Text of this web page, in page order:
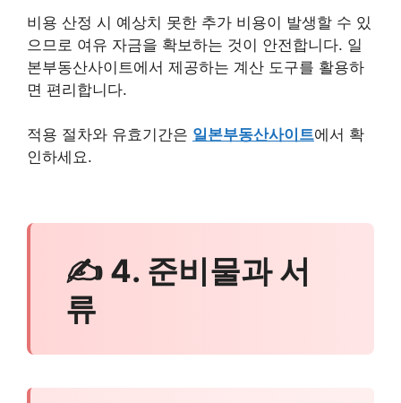
비용 산정 시 예상치 못한 추가 비용이 발생할 수 있
으므로 여유 자금을 확보하는 것이 안전합니다. 일
본부동산사이트에서 제공하는 계산 도구를 활용하
면 편리합니다.
적용 절차와 유효기간은 일본부동산사이트에서 확
인하세요.
✍ 4. 준비물과 서
류